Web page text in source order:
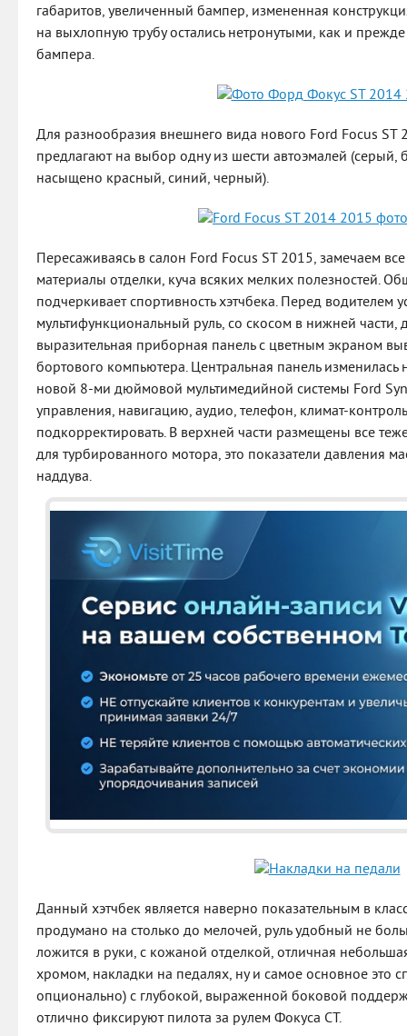
габаритов, увеличенный бампер, измененная
на выхлопную трубу остались нетронутыми, как и
бампера.
Для разнообразия внешнего вида нового Ford Focus ST
предлагают на выбор одну из шести автоэмалей
насыщено красный, синий, черный).
Пересаживаясь в салон Ford Focus ST 2015, замечаем
материалы отделки, куча всяких мелких полезностей.
подчеркивает спортивность хэтчбека. Перед водителем
мультифункциональный руль, со скосом в нижней части,
выразительная приборная панель с цветным экраном
бортового компьютера. Центральная панель изменилась
новой 8-ми дюймовой мультимедийной системы Ford
управления, навигацию, аудио, телефон, климат-
подкорректировать. В верхней части размещены все
для турбированного мотора, это показатели давления
наддува.
Данный хэтчбек является наверно показательным в
продумано на столько до мелочей, руль удобный не
ложится в руки, с кожаной отделкой, отличная
хромом, накладки на педалях, ну и самое основное это
опционально) с глубокой, выраженной боковой
отлично фиксируют пилота за рулем Фокуса СТ.